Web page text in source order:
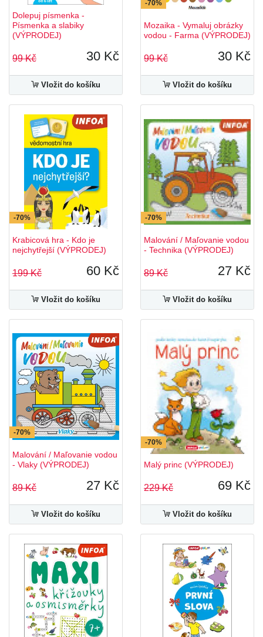
Dolepuj písmenka -
Písmenka a slabiky
(VÝPRODEJ)
99 Kč 30 Kč
Vložit do košíku
-70%
Mozaika - Vymaluj obrázky
vodou - Farma (VÝPRODEJ)
99 Kč 30 Kč
Vložit do košíku
-70%
Krabicová hra - Kdo je
nejchytřejší (VÝPRODEJ)
199 Kč 60 Kč
Vložit do košíku
-70%
Malování / Maľovanie vodou
- Technika (VÝPRODEJ)
89 Kč 27 Kč
Vložit do košíku
-70%
Malování / Maľovanie vodou
- Vlaky (VÝPRODEJ)
89 Kč 27 Kč
Vložit do košíku
-70%
Malý princ (VÝPRODEJ)
229 Kč 69 Kč
Vložit do košíku